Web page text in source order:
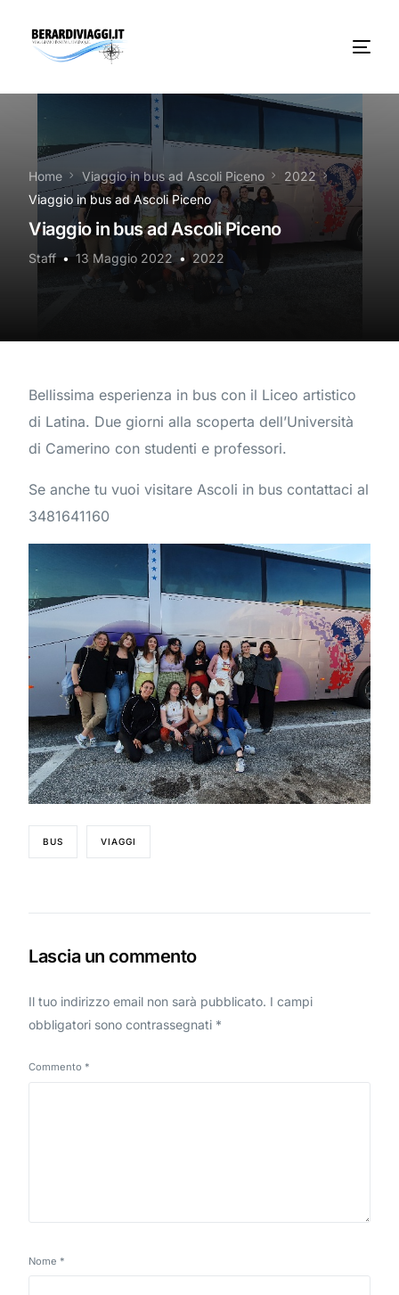
Home Viaggio in bus ad Ascoli Piceno
2022
Viaggio in bus ad Ascoli Piceno
Viaggio in bus ad Ascoli Piceno
Staff 13 Maggio 2022 2022
Bellissima esperienza in bus con il Liceo artistico
di Latina. Due giorni alla scoperta dell’Università
di Camerino con studenti e professori.
Se anche tu vuoi visitare Ascoli in bus contattaci al
3481641160
BUS VIAGGI
Lascia un commento
Il tuo indirizzo email non sarà pubblicato. I campi
obbligatori sono contrassegnati *
Commento *
Nome *
Noleggio
Autobus servizi
Vacanze Viaggi Frosinone
News